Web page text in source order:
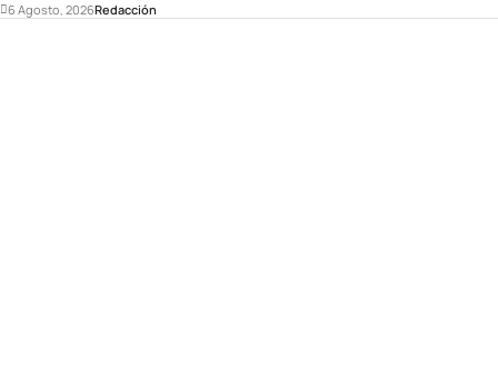
6 Agosto, 2026Redacción